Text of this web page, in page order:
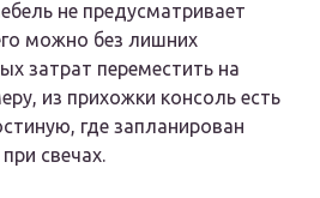
не предусматривает
можно без лишних
затрат переместить на
из прихожки консоль есть
где запланирован
свечах.